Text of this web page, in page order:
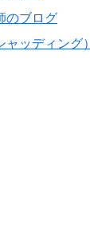
のブログ
ャッディング）